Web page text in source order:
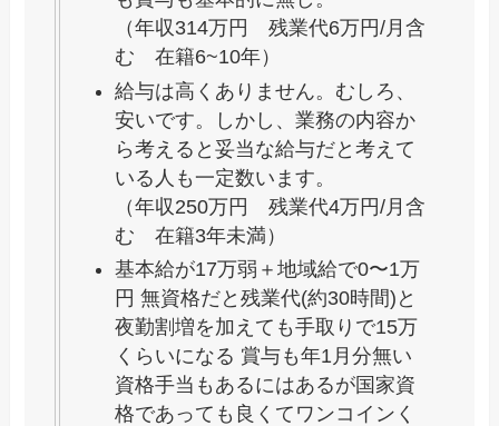
（年収314万円 残業代6万円/月含
む 在籍6~10年）
給与は高くありません。むしろ、
安いです。しかし、業務の内容か
ら考えると妥当な給与だと考えて
いる人も一定数います。
（年収250万円 残業代4万円/月含
む 在籍3年未満）
基本給が17万弱＋地域給で0〜1万
円 無資格だと残業代(約30時間)と
夜勤割増を加えても手取りで15万
くらいになる 賞与も年1月分無い
資格手当もあるにはあるが国家資
格であっても良くてワンコインく